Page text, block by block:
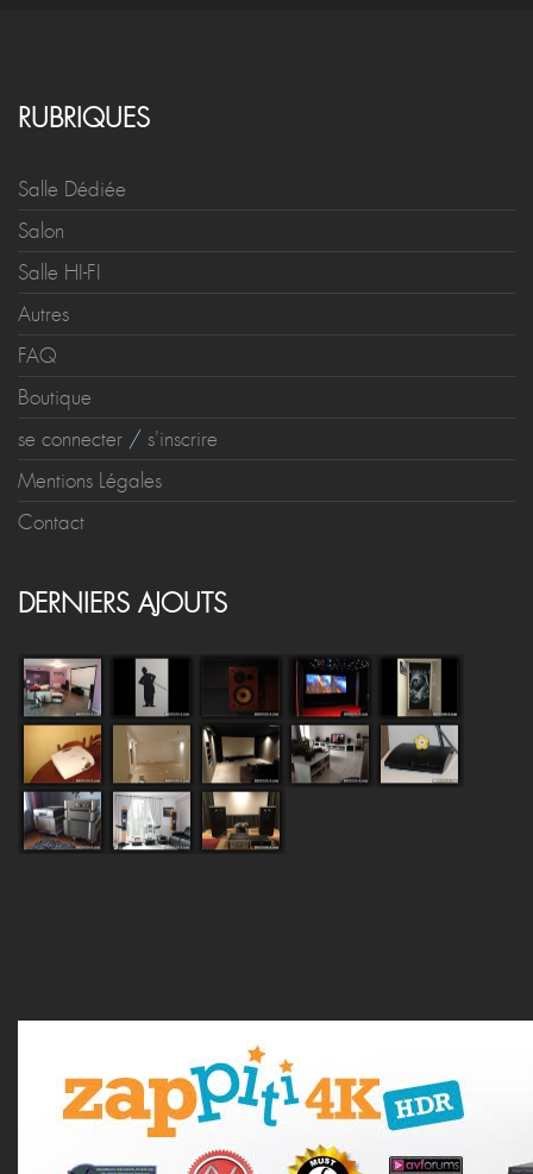
RUBRIQUES
Salle Dédiée
Salon
Salle HI-FI
Autres
FAQ
Boutique
se connecter / s'inscrire
Mentions Légales
Contact
DERNIERS AJOUTS